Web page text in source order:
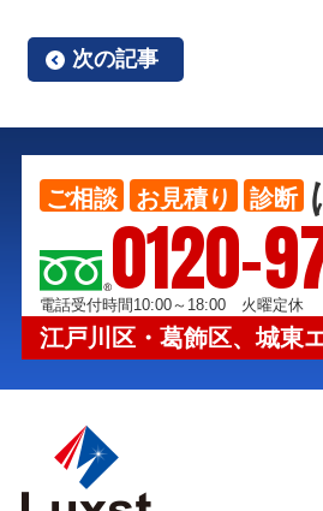
次の記事
ご相談 お見積り 診断
0120-
電話受付時間10:00～18:00 火曜定休
江戸川区・葛飾区、城東